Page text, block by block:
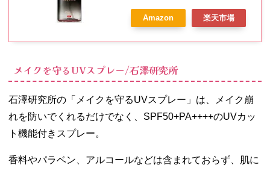
Amazon 楽天市場
メイクを守るUVスプレー/石澤研究所
石澤研究所の「メイクを守るUVスプレー」は、メイク崩
れを防いでくれるだけでなく、SPF50+PA++++のUVカッ
ト機能付きスプレー。
香料やパラベン、アルコールなどは含まれておらず、肌に